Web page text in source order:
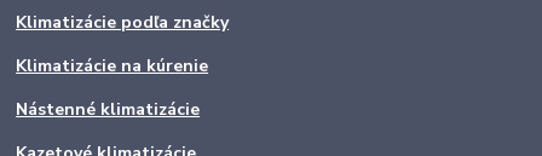
Klimatizácie podľa značky
Klimatizácie na kúrenie
Nástenné klimatizácie